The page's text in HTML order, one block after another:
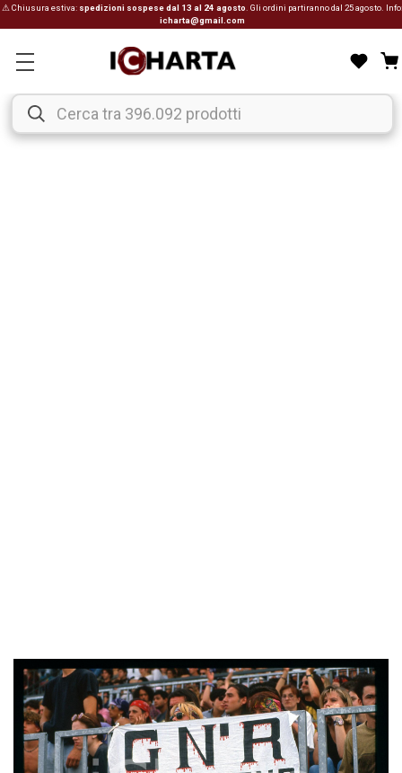
⚠ Chiusura estiva: spedizioni sospese dal 13 al 24 agosto . Gli ordini partiranno dal 25 agosto. Info:
icharta@gmail.com